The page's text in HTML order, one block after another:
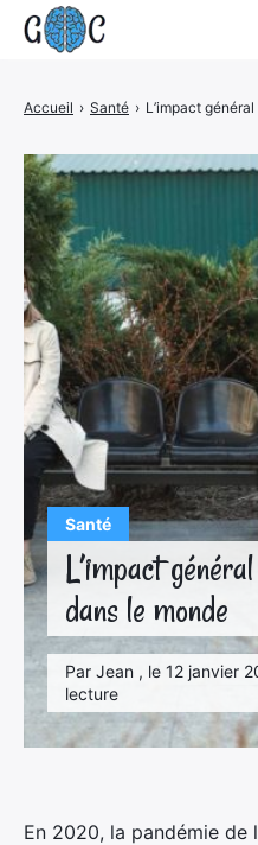
Santé
L’impact
dans le monde
Par Jean , le 12 janvier
lecture
Accueil › Santé › L’impact
En 2020, la pandémie de
Contact